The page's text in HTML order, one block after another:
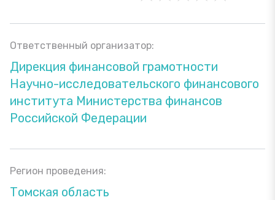
Ответственный организатор:
Дирекция финансовой грамотности
Научно-исследовательского финансового
института Министерства финансов
Российской Федерации
Регион проведения:
Томская область